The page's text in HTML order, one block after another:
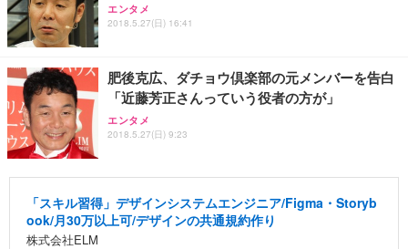
エンタメ
2018.5.27(日) 16:41
肥後克広、ダチョウ倶楽部の元メンバーを告白
「近藤芳正さんっていう役者の方が」
エンタメ
2018.5.27(日) 9:23
「スキル習得」デザインシステムエンジニア/Figma・Storyb
ook/月30万以上可/デザインの共通規約作り
株式会社ELM